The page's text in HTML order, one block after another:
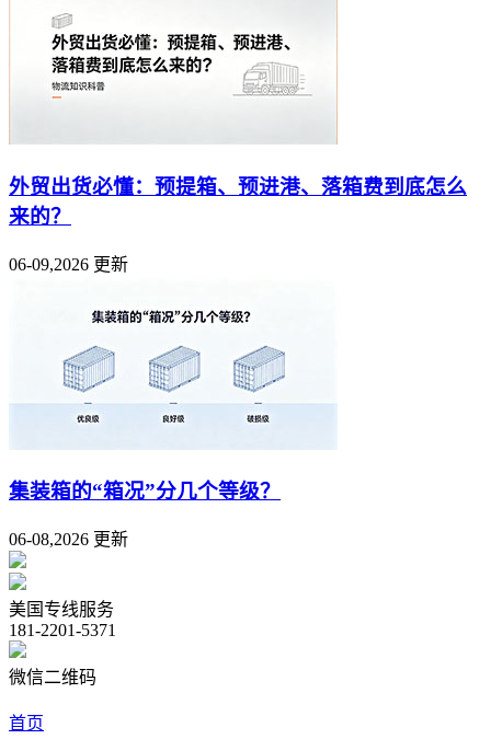
外贸出货必懂：预提箱、预进港、落箱费到底怎么
来的？
06-09,2026 更新
集装箱的“箱况”分几个等级？
06-08,2026 更新
美国专线服务
181-2201-5371
微信二维码
首页